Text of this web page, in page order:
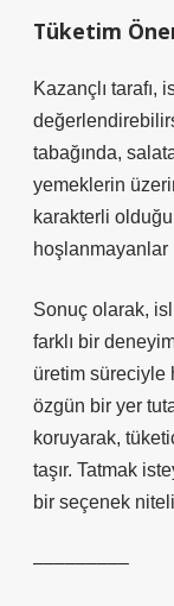
Tüketim
Kazançlı tarafı,
tabağında,
yemeklerin
karakterli
hoşlanmayanlar
Sonuç olarak,
farklı bir
üretim süreciyle
özgün bir yer
koruyarak,
taşır. Tatmak
bir seçenek
–––––––––